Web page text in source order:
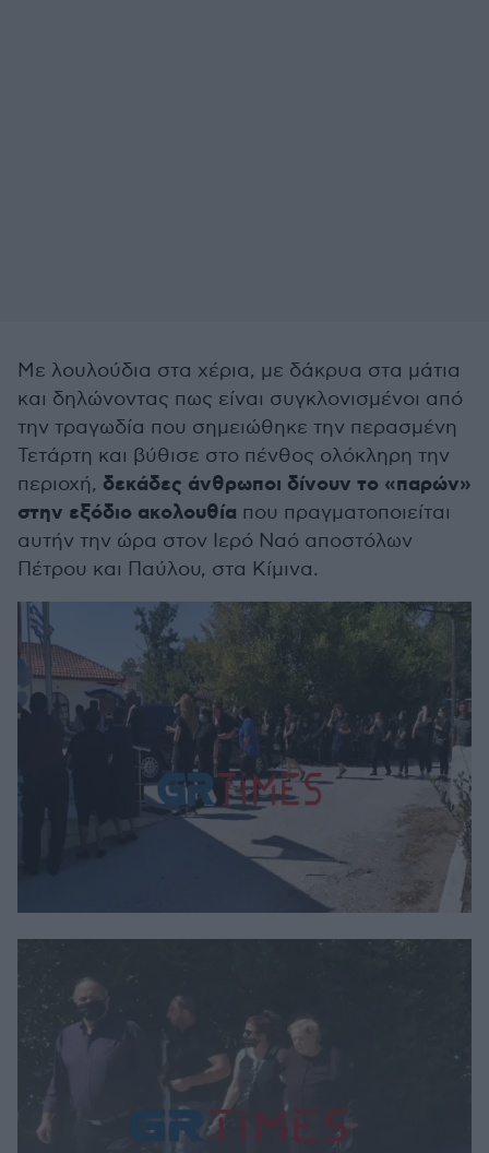
Με λουλούδια στα χέρια, με δάκρυα στα μάτια
και δηλώνοντας πως είναι συγκλονισμένοι από
την τραγωδία που σημειώθηκε την περασμένη
Τετάρτη και βύθισε στο πένθος ολόκληρη την
περιοχή, δεκάδες άνθρωποι δίνουν το «παρών»
στην εξόδιο ακολουθία που πραγματοποιείται
αυτήν την ώρα στον Ιερό Ναό αποστόλων
Πέτρου και Παύλου, στα Κίμινα.